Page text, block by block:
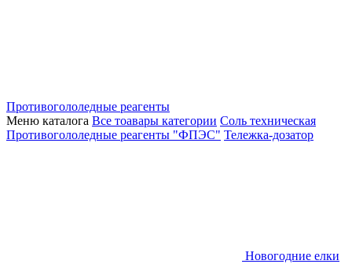
Противогололедные реагенты
Меню каталога Все тоавары категории Соль техническая
Противогололедные реагенты "ФПЭС" Тележка-дозатор
Новогодние елки